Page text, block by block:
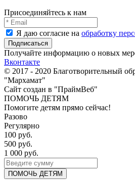
Присоединяйтесь к нам
Я даю согласие на обработку
Получайте информацию о новых
Вконтакте
© 2017 - 2020 Благотворительный
"Мархамат"
Сайт создан в "ПраймВеб"
ПОМОЧЬ ДЕТЯМ
Помогите детям прямо сейчас!
Разово
Регулярно
100 руб.
500 руб.
1 000 руб.